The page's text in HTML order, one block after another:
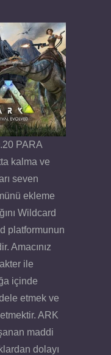
PARA
kalma ve
seven
ekleme
Wildcard
platformunun
Amacınız
ile
içinde
etmek ve
ARK
maddi
dolayı